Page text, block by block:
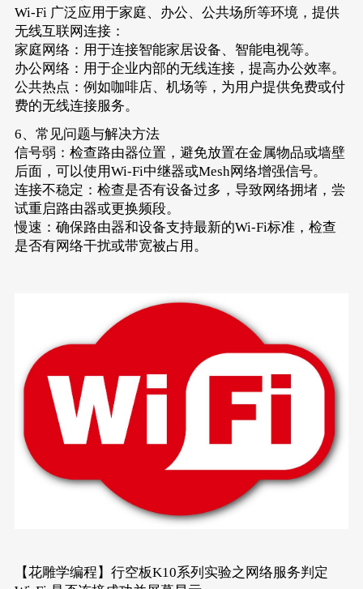
Wi-Fi 广泛应用于家庭、办公、公共场所等环境，提供
无线互联网连接：
家庭网络：用于连接智能家居设备、智能电视等。
办公网络：用于企业内部的无线连接，提高办公效率。
公共热点：例如咖啡店、机场等，为用户提供免费或付
费的无线连接服务。
6、常见问题与解决方法
信号弱：检查路由器位置，避免放置在金属物品或墙壁
后面，可以使用Wi-Fi中继器或Mesh网络增强信号。
连接不稳定：检查是否有设备过多，导致网络拥堵，尝
试重启路由器或更换频段。
慢速：确保路由器和设备支持最新的Wi-Fi标准，检查
是否有网络干扰或带宽被占用。
【花雕学编程】行空板K10系列实验之网络服务判定